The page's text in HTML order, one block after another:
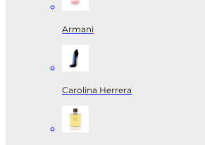
Armani
Carolina Herrera